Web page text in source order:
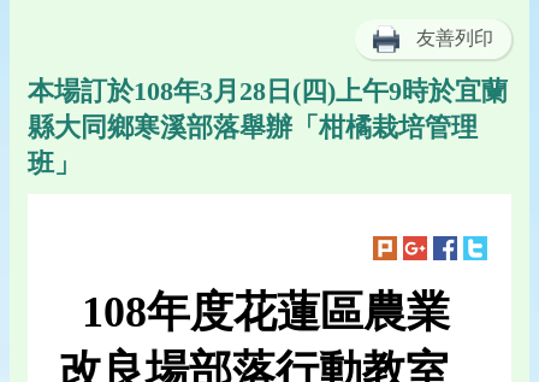
友善列印
本場訂於108年3月28日(四)上午9時於宜蘭
縣大同鄉寒溪部落舉辦「柑橘栽培管理
班」
108年度花蓮區農業
改良場部落行動教室